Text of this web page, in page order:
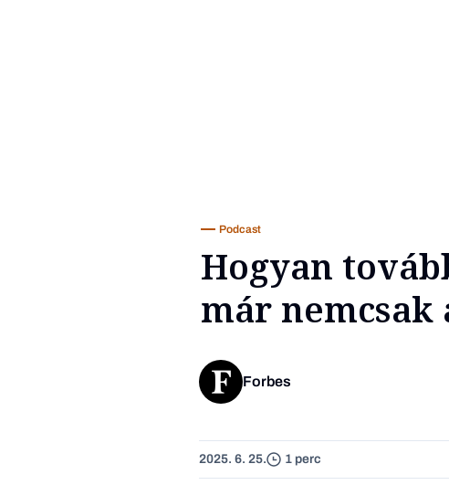
Podcast
Hogyan
már nemcsak
Forbes
2025. 6. 25. 1 perc